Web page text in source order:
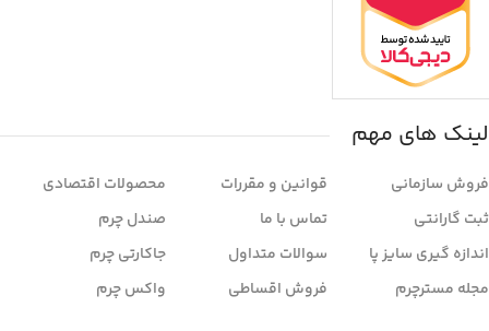
لینک های مهم
فروش سازمانی
ثبت گارانتی
اندازه گیری سایز پا
مجله مسترچرم
قوانین و مقررات
تماس با ما
سوالات متداول
فروش اقساطی
محصولات اقتصادی
صندل چرم
جاکارتی چرم
واکس چرم